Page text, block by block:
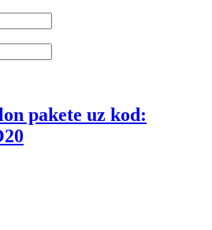
pakete uz kod: